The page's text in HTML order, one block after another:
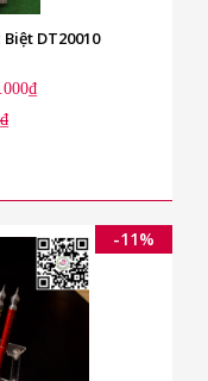
DT20010
-11%